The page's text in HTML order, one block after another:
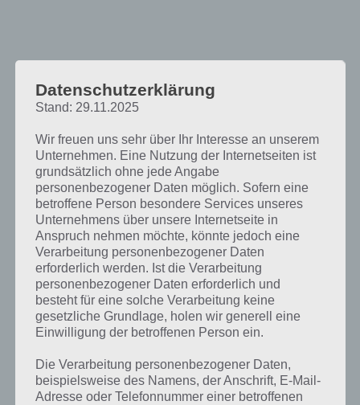
Kurze Begriffserklärung zur Lösung
Strand
Datenschutzerklärung
Stand: 29.11.2025
Wir freuen uns sehr über Ihr Interesse an unserem
Unternehmen. Eine Nutzung der Internetseiten ist
grundsätzlich ohne jede Angabe
personenbezogener Daten möglich. Sofern eine
betroffene Person besondere Services unseres
Unternehmens über unsere Internetseite in
Anspruch nehmen möchte, könnte jedoch eine
Verarbeitung personenbezogener Daten
erforderlich werden. Ist die Verarbeitung
personenbezogener Daten erforderlich und
besteht für eine solche Verarbeitung keine
gesetzliche Grundlage, holen wir generell eine
Einwilligung der betroffenen Person ein.
Die Verarbeitung personenbezogener Daten,
beispielsweise des Namens, der Anschrift, E-Mail-
Adresse oder Telefonnummer einer betroffenen